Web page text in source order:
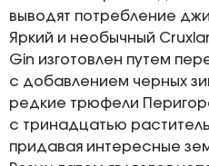
выводят потребление
Яркий и необычный
Gin изготовлен путем
с добавлением черных
редкие трюфели
с тринадцатью
придавая интересные